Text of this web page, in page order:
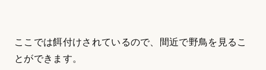
ここでは餌付けされているので、間近で野鳥を見るこ
とができます。